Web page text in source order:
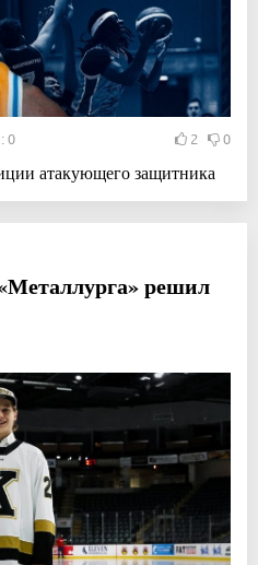
0 2 0
атакующего защитника
решил